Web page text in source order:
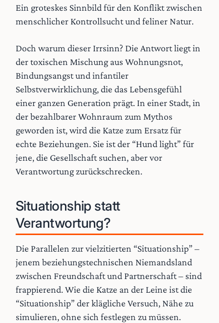
Ein groteskes Sinnbild für den Konflikt zwischen
menschlicher Kontrollsucht und feliner Natur.
Doch warum dieser Irrsinn? Die Antwort liegt in
der toxischen Mischung aus Wohnungsnot,
Bindungsangst und infantiler
Selbstverwirklichung, die das Lebensgefühl
einer ganzen Generation prägt. In einer Stadt, in
der bezahlbarer Wohnraum zum Mythos
geworden ist, wird die Katze zum Ersatz für
echte Beziehungen. Sie ist der “Hund light” für
jene, die Gesellschaft suchen, aber vor
Verantwortung zurückschrecken.
Situationship statt
Verantwortung?
Die Parallelen zur vielzitierten “Situationship” –
jenem beziehungstechnischen Niemandsland
zwischen Freundschaft und Partnerschaft – sind
frappierend. Wie die Katze an der Leine ist die
“Situationship” der klägliche Versuch, Nähe zu
simulieren, ohne sich festlegen zu müssen.